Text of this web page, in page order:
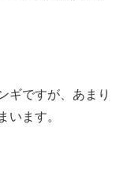
ギですが、あまり
います。